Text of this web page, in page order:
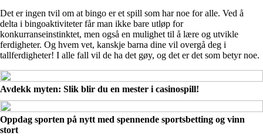
Det er ingen tvil om at bingo er et spill som har noe for alle. Ved å
delta i bingoaktiviteter får man ikke bare utløp for
konkurranseinstinktet, men også en mulighet til å lære og utvikle
ferdigheter. Og hvem vet, kanskje barna dine vil overgå deg i
tallferdigheter! I alle fall vil de ha det gøy, og det er det som betyr noe.
Avdekk myten: Slik blir du en mester i casinospill!
Oppdag sporten på nytt med spennende sportsbetting og vinn
stort